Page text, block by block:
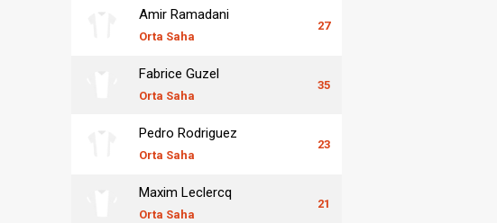
Amir Ramadani
Orta Saha
27
Fabrice Guzel
Orta Saha
35
Pedro Rodriguez
Orta Saha
23
Maxim Leclercq
Orta Saha
21